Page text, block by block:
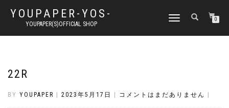
YOUPAPER-YOS-
YOUPAPER(S)OFFICIAL SHOP
ナ
ゲ
り
0
22R
BY YOUPAPER 2023年5月17日 コメントはまだありません